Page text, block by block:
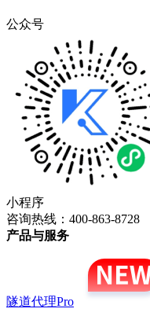
公众号
小程序
咨询热线：400-863-8728
产品与服务
隧道代理Pro